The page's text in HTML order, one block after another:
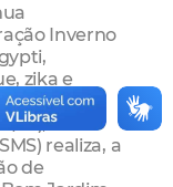
Inverno
zika e
01), a
realiza, a
de